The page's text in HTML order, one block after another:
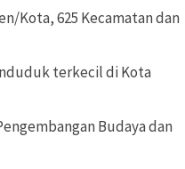
Kota, 625 Kecamatan dan
terkecil di Kota
Budaya dan